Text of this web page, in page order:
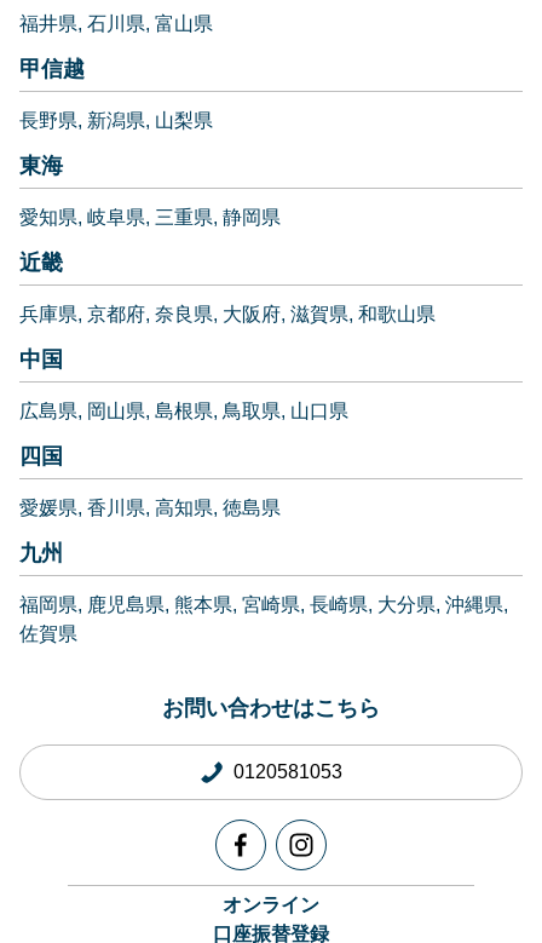
福井県 石川県 富山県
甲信越
長野県 新潟県 山梨県
東海
愛知県 岐阜県 三重県 静岡県
近畿
兵庫県 京都府 奈良県 大阪府 滋賀県 和歌山県
中国
広島県 岡山県 島根県 鳥取県 山口県
四国
愛媛県 香川県 高知県 徳島県
九州
福岡県 鹿児島県 熊本県 宮崎県 長崎県 大分県 沖縄県
佐賀県
お問い合わせはこちら
0120581053
オンライン
口座振替登録